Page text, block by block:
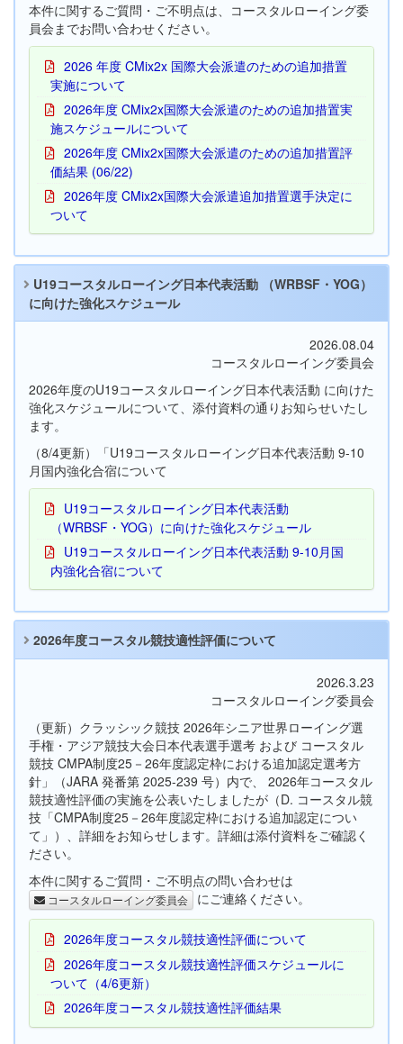
本件に関するご質問・ご不明点は、コースタルローイング委
員会までお問い合わせください。
2026 年度 CMix2x 国際大会派遣のための追加措置
実施について
2026年度 CMix2x国際大会派遣のための追加措置実
施スケジュールについて
2026年度 CMix2x国際大会派遣のための追加措置評
価結果 (06/22)
2026年度 CMix2x国際大会派遣追加措置選手決定に
ついて
U19コースタルローイング日本代表活動 （WRBSF・YOG）
に向けた強化スケジュール
2026.08.04
コースタルローイング委員会
2026年度のU19コースタルローイング日本代表活動 に向けた
強化スケジュールについて、添付資料の通りお知らせいたし
ます。
（8/4更新）「U19コースタルローイング日本代表活動 9-10
月国内強化合宿について
U19コースタルローイング日本代表活動
（WRBSF・YOG）に向けた強化スケジュール
U19コースタルローイング日本代表活動 9-10月国
内強化合宿について
2026年度コースタル競技適性評価について
2026.3.23
コースタルローイング委員会
（更新）クラッシック競技 2026年シニア世界ローイング選
手権・アジア競技大会日本代表選手選考 および コースタル
競技 CMPA制度25－26年度認定枠における追加認定選考方
針」（JARA 発番第 2025-239 号）内で、 2026年コースタル
競技適性評価の実施を公表いたしましたが（D. コースタル競
技「CMPA制度25－26年度認定枠における追加認定につい
て」）、詳細をお知らせします。詳細は添付資料をご確認く
ださい。
本件に関するご質問・ご不明点の問い合わせは
コースタルローイング委員会 にご連絡ください。
2026年度コースタル競技適性評価について
2026年度コースタル競技適性評価スケジュールに
ついて（4/6更新）
2026年度コースタル競技適性評価結果